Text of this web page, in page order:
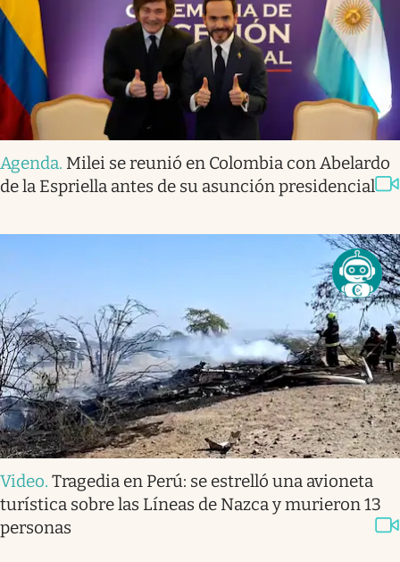
Agenda. Milei se reunió en Colombia con Abelardo
de la Espriella antes de su asunción presidencial
Video. Tragedia en Perú: se estrelló una avioneta
turística sobre las Líneas de Nazca y murieron 13
personas